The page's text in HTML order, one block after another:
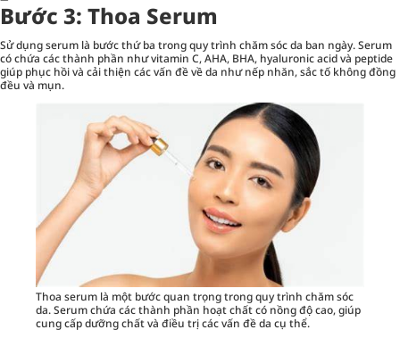
Bước 3: Thoa Serum
Sử dụng serum là bước thứ ba trong quy trình chăm sóc da ban ngày. Serum
có chứa các thành phần như vitamin C, AHA, BHA, hyaluronic acid và peptide
giúp phục hồi và cải thiện các vấn đề về da như nếp nhăn, sắc tố không đồng
đều và mụn.
Thoa serum là một bước quan trọng trong quy trình chăm sóc
da. Serum chứa các thành phần hoạt chất có nồng độ cao, giúp
cung cấp dưỡng chất và điều trị các vấn đề da cụ thể.